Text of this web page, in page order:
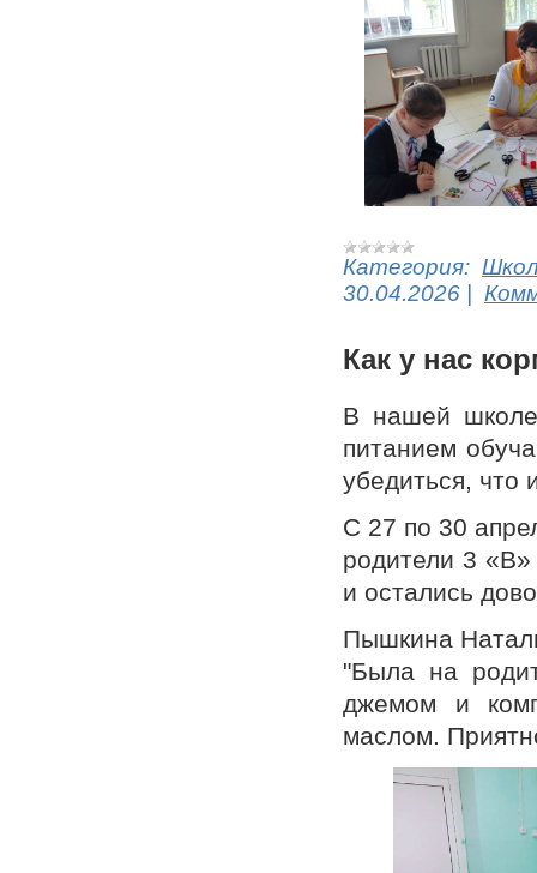
Категория:
30.04.2026
Как у нас
В нашей школе
питанием
убедиться, что
С 27 по 30
родители 3
и остались
Пышкина
"Была на
джемом и
маслом.